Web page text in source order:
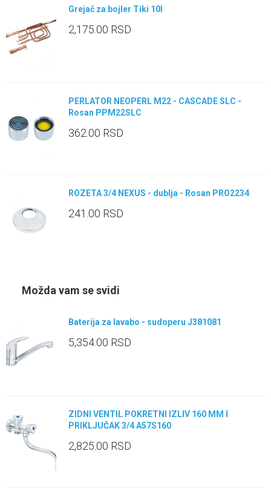
Grejač za bojler Tiki 10l
2,175.00 RSD
PERLATOR NEOPERL M22 - CASCADE SLC -
Rosan PPM22SLC
362.00 RSD
ROZETA 3/4 NEXUS - dublja - Rosan PRO2234
241.00 RSD
Možda vam se svidi
Baterija za lavabo - sudoperu J381081
5,354.00 RSD
ZIDNI VENTIL POKRETNI IZLIV 160 MM I
PRIKLJUČAK 3/4 A57S160
2,825.00 RSD